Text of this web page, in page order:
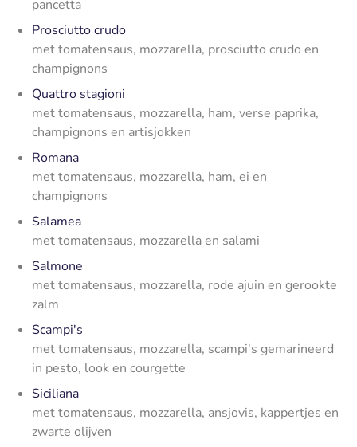
pancetta
Prosciutto crudo
met tomatensaus, mozzarella, prosciutto crudo en
champignons
Quattro stagioni
met tomatensaus, mozzarella, ham, verse paprika,
champignons en artisjokken
Romana
met tomatensaus, mozzarella, ham, ei en
champignons
Salamea
met tomatensaus, mozzarella en salami
Salmone
met tomatensaus, mozzarella, rode ajuin en gerookte
zalm
Scampi's
met tomatensaus, mozzarella, scampi's gemarineerd
in pesto, look en courgette
Siciliana
met tomatensaus, mozzarella, ansjovis, kappertjes en
zwarte olijven